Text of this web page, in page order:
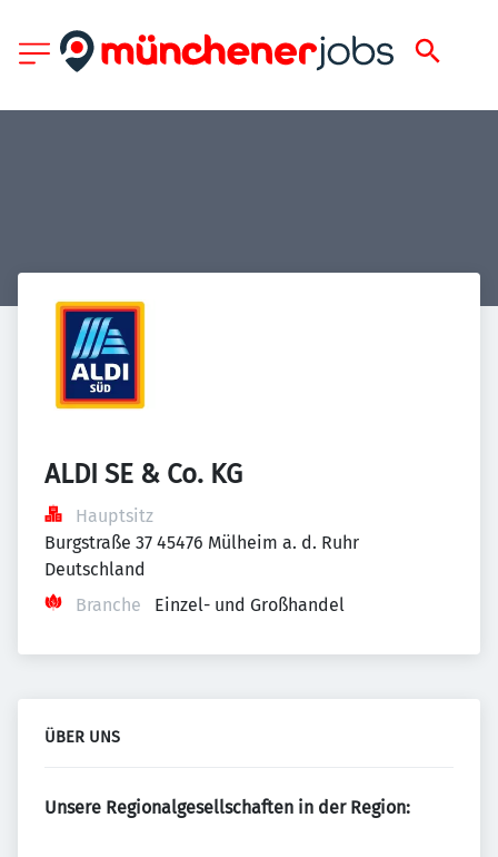
ALDI SE & Co. KG
Hauptsitz
Burgstraße 37 45476 Mülheim a. d. Ruhr
Deutschland
Branche
Einzel- und Großhandel
ÜBER UNS
Unsere Regionalgesellschaften in der Region: